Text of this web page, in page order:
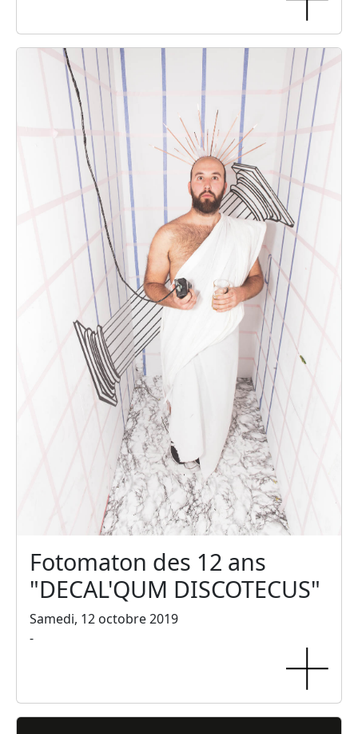
Fotomaton des 12 ans
"DECAL'QUM DISCOTECUS"
Samedi, 12 octobre 2019
-